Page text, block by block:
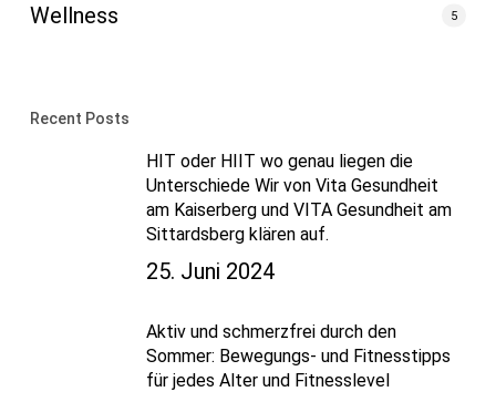
Wellness 5
Recent Posts
HIT oder HIIT wo genau liegen die
Unterschiede Wir von Vita Gesundheit
am Kaiserberg und VITA Gesundheit am
Sittardsberg klären auf.
25. Juni 2024
Aktiv und schmerzfrei durch den
Sommer: Bewegungs- und Fitnesstipps
für jedes Alter und Fitnesslevel